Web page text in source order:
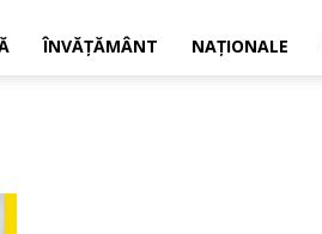
ÎNVĂȚĂMÂNT NAȚIONALE